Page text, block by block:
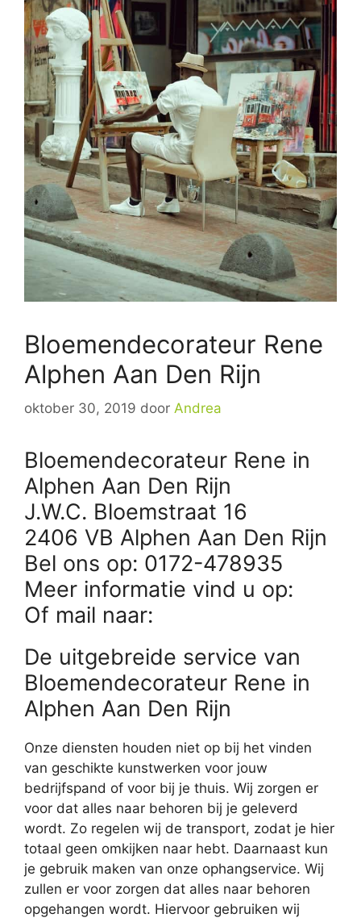
Bloemendecorateur Rene
Alphen Aan Den Rijn
oktober 30, 2019 door Andrea
Bloemendecorateur Rene in
Alphen Aan Den Rijn
J.W.C. Bloemstraat 16
2406 VB Alphen Aan Den Rijn
Bel ons op: 0172-478935
Meer informatie vind u op:
Of mail naar:
De uitgebreide service van
Bloemendecorateur Rene in
Alphen Aan Den Rijn
Onze diensten houden niet op bij het vinden
van geschikte kunstwerken voor jouw
bedrijfspand of voor bij je thuis. Wij zorgen er
voor dat alles naar behoren bij je geleverd
wordt. Zo regelen wij de transport, zodat je hier
totaal geen omkijken naar hebt. Daarnaast kun
je gebruik maken van onze ophangservice. Wij
zullen er voor zorgen dat alles naar behoren
opgehangen wordt. Hiervoor gebruiken wij